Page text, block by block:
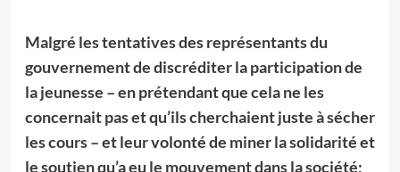
Malgré les tentatives des représentants du
gouvernement de discréditer la participation de
la jeunesse – en prétendant que cela ne les
concernait pas et qu’ils cherchaient juste à sécher
les cours – et leur volonté de miner la solidarité et
le soutien qu’a eu le mouvement dans la société;